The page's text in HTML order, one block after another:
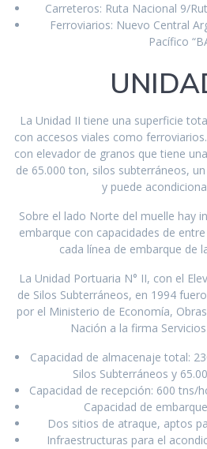
Carreteros: Ruta Nacional 9/
Ferroviarios: Nuevo Central
Pacífico
La Unidad II tiene una superficie
con accesos viales como
con elevador de granos que tiene
de 65.000 ton, silos subterráneos,
y puede
Sobre el lado Norte del muelle hay
embarque con capacidades de
cada línea de embarque de
La Unidad Portuaria N° II, con el
de Silos Subterráneos, en 1994
por el Ministerio de Economía,
Nación a la firma
Capacidad de almacenaje total:
Silos Subterráneos y
Capacidad de recepción: 600 tns/
Capacidad de
Dos sitios de atraque, aptos
Infraestructuras para el